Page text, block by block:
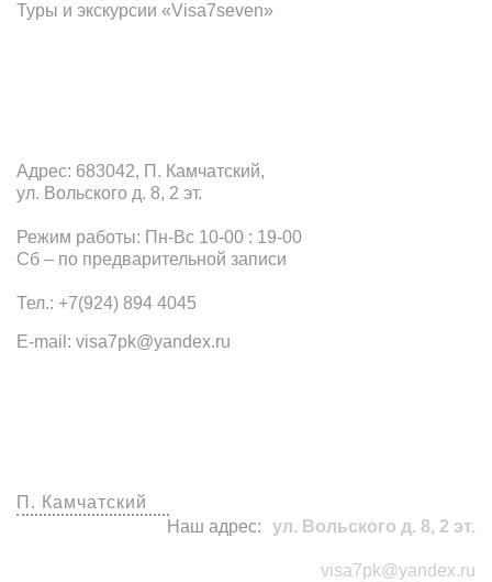
Адрес: 683042, П. Камчатский,
ул. Вольского д. 8, 2 эт.
Режим работы: Пн-Вс 10-00 : 19-00
Сб – по предварительной записи
Тел.: +7(924) 894 4045
E-mail: visa7pk@yandex.ru
Туры и экскурсии «Visa7seven»
П. Камчатский
Наш адрес:
ул. Вольского д. 8, 2 эт.
visa7pk@yandex.ru